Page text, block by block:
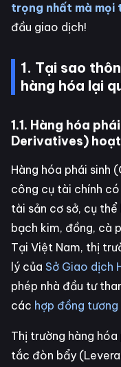
trọng nhất mà mọi
đầu giao dịch!
1. Tại sao
hàng hóa lại
1.1. Hàng hóa
Derivatives)
Hàng hóa phái sinh
công cụ tài chính
tài sản cơ sở, cụ
bạch kim, đồng, cà
Tại Việt Nam, thị
lý của Sở Giao dịch
phép nhà đầu tư
các hợp đồng
Thị trường hàng
tắc đòn bẩy